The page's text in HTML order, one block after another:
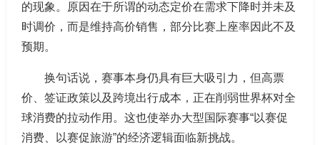
的现象。原因在于所谓的动态定价在需求下降时并未及
时调价，而是维持高价销售，部分比赛上座率因此不及
预期。
换句话说，赛事本身仍具有巨大吸引力，但高票
价、签证政策以及跨境出行成本，正在削弱世界杯对全
球消费的拉动作用。这也使举办大型国际赛事“以赛促
消费、以赛促旅游”的经济逻辑面临新挑战。